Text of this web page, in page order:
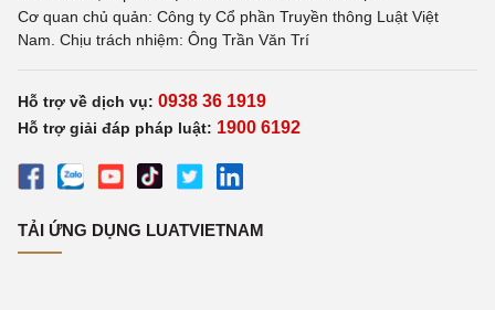
Cơ quan chủ quản: Công ty Cổ phần Truyền thông Luật Việt
Nam. Chịu trách nhiệm: Ông Trần Văn Trí
Hỗ trợ về dịch vụ: 0938 36 1919
Hỗ trợ giải đáp pháp luật: 1900 6192
TẢI ỨNG DỤNG LUATVIETNAM